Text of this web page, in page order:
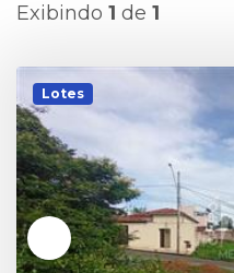
Exibindo 1 de 1
Lotes